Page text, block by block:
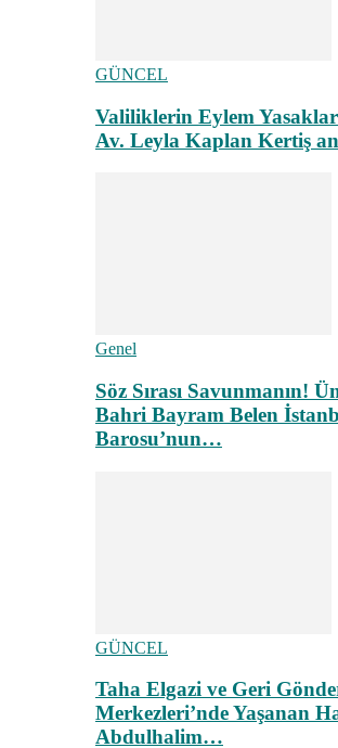
GÜNCEL
Valiliklerin Eylem
Av. Leyla Kaplan Kertiş
Genel
Söz Sırası Savunmanın!
Bahri Bayram Belen
Barosu’nun…
GÜNCEL
Taha Elgazi ve Geri
Merkezleri’nde Yaşanan
Abdulhalim…